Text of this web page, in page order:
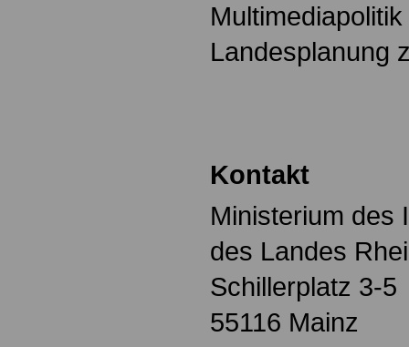
Landesplanung
Kontakt
Ministerium des
des Landes
Schillerplatz 3-5
55116 Mainz